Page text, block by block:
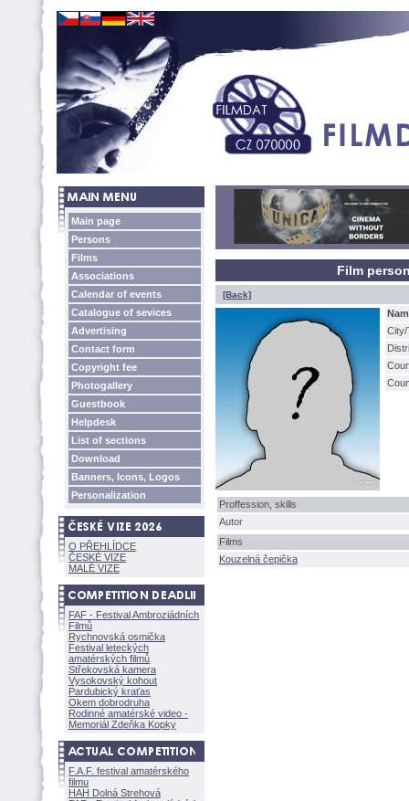
Main page
Persons
Films
Associations
Calendar of events
Catalogue of sevices
Advertising
Contact form
Copyright fee
Photogallery
Guestbook
Helpdesk
List of sections
Download
Banners, Icons, Logos
Personalization
O PŘEHLÍDCE
ČESKÉ VIZE
MALÉ VIZE
FAF - Festival Ambroziádních
Filmů
Rychnovská osmička
Festival leteckých
amatérských filmů
Střekovská kamera
Vysokovský kohout
Pardubický kraťas
Okem dobrodruha
Rodinné amatérské video -
Memoriál Zdeňka Kopky
F.A.F. festival amatérského
filmu
HAH Dolná Strehov
Film
[Back]
City/
Proffession, skills
Autor
Films
Kouzelná čepička